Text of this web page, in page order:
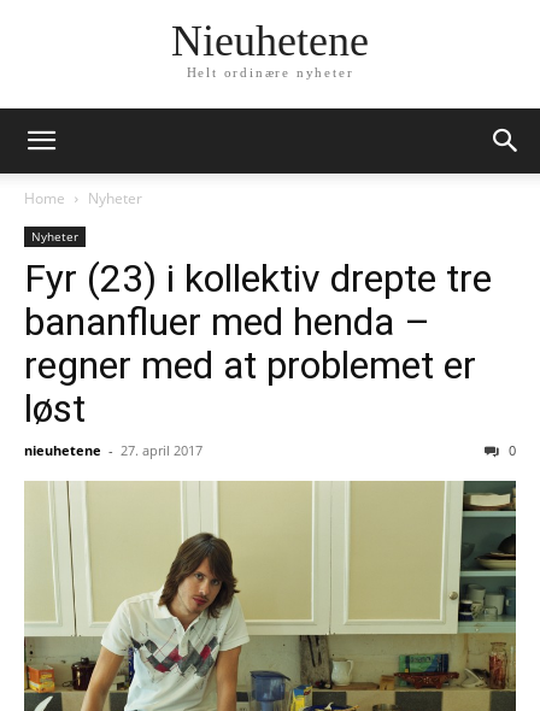
Nieuhetene
Helt ordinære nyheter
Home Nyheter
Nyheter
Fyr (23) i kollektiv drepte tre
bananfluer med henda –
regner med at problemet er
løst
nieuhetene - 27. april 2017 0